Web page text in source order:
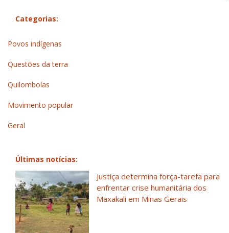
Categorias:
Povos indígenas
Questões da terra
Quilombolas
Movimento popular
Geral
Últimas notícias:
Justiça determina força-tarefa para
enfrentar crise humanitária dos
Maxakali em Minas Gerais